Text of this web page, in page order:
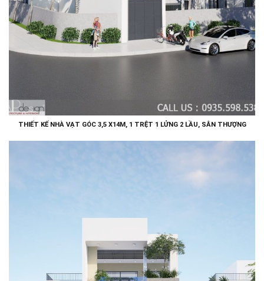
THIẾT KẾ NHÀ VẠT GÓC 3,5 X14M, 1 TRỆT 1 LỬNG 2 LẦU, SÂN THƯỢNG